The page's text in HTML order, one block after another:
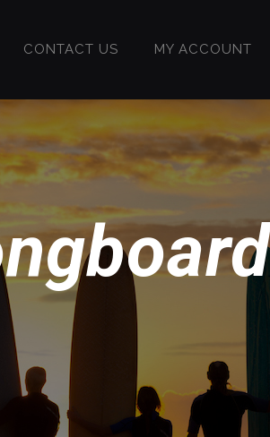
CONTACT US MY ACCOUNT